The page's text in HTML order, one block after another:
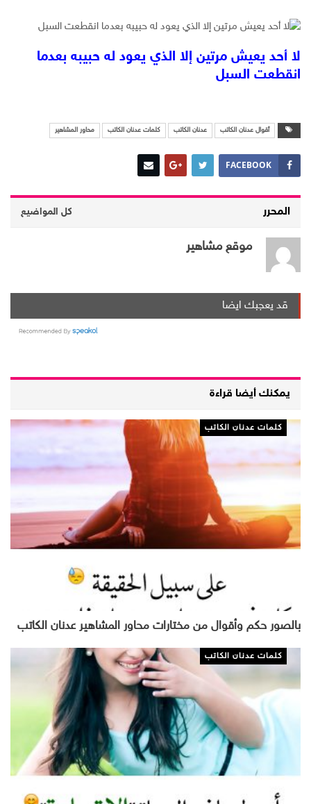
لا أحد يعيش مرتين إلا الذي يعود له حبيبه بعدما
انقطعت السبل
أقوال عدنان الكاتب عدنان الكاتب كلمات عدنان الكاتب محاور المشاهير
FACEBOOK
المحرر كل المواضيع
موقع مشاهير
قد يعجبك ايضا
يمكنك أيضا قراءة
كلمات عدنان الكاتب
بالصور حكم وأقوال من مختارات محاور المشاهير عدنان الكاتب
كلمات عدنان الكاتب